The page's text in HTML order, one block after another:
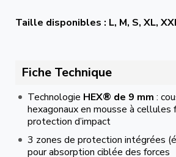
Taille disponibles : L, M, S, XL,
Fiche Technique
Technologie HEX® de 9 mm :
hexagonaux en mousse à cellules
protection d’impact
3 zones de protection intégrées
pour absorption ciblée des forces